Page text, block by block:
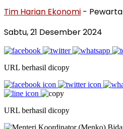
Tim Harian Ekonomi - Pewarta
Sabtu, 21 Desember 2024
URL berhasil dicopy
URL berhasil dicopy